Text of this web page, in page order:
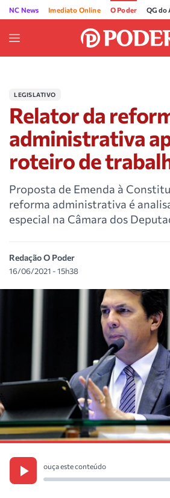
NC News Imediato Online O Poder QG do
LEGISLATIVO
Relator da
administrativa
roteiro de
Proposta de Emenda à
reforma administrativa é
especial na Câmara dos
Redação O Poder
16/06/2021 - 15h38
ouça este conteúdo